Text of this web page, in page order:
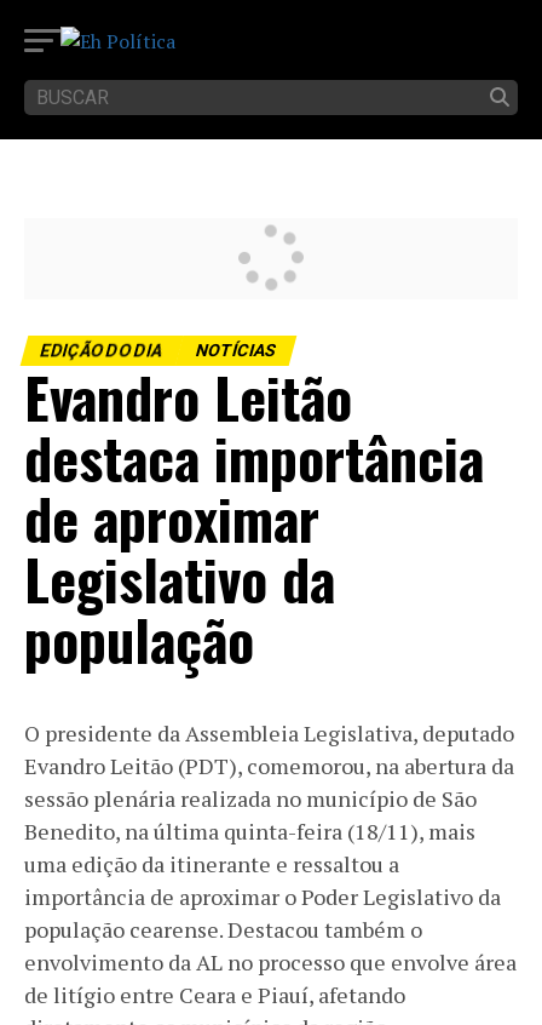
EDIÇÃO DO DIA NOTÍCIAS
Evandro Leitão
destaca importância
de aproximar
Legislativo da
população
O presidente da Assembleia Legislativa, deputado
Evandro Leitão (PDT), comemorou, na abertura da
sessão plenária realizada no município de São
Benedito, na última quinta-feira (18/11), mais
uma edição da itinerante e ressaltou a
importância de aproximar o Poder Legislativo da
população cearense. Destacou também o
envolvimento da AL no processo que envolve área
de litígio entre Ceara e Piauí, afetando